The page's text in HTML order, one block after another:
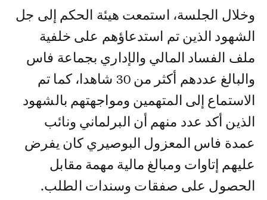
وخلال الجلسة، استمعت هيئة الحكم إلى جل
الشهود الذين تم استدعاؤهم على خلفية
ملف الفساد المالي والإداري بجماعة فاس
والبالغ عددهم أكثر من 30 شاهدا، كما تم
الاستماع إلى المتهمين ومواجهتهم بالشهود
الذين أكد عدد منهم أن البرلماني ونائب
عمدة فاس المعزول البوصيري كان يفرض
عليهم إتاوات ومبالغ مالية مهمة مقابل
الحصول على صفقات وسندات الطلب.